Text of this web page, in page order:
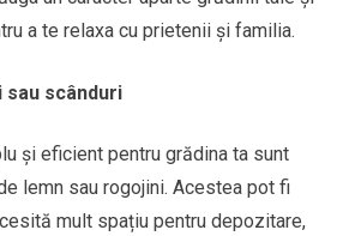
a te relaxa cu prietenii și familia.
sau scânduri
și eficient pentru grădina ta sunt
lemn sau rogojini. Acestea pot fi
mult spațiu pentru depozitare,